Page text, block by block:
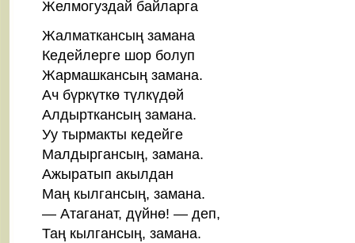
Желмогуздай байларга
Жалматкансың замана
Кедейлерге шор болуп
Жармашкансың замана.
Ач бүркүткө түлкүдөй
Алдырткансың замана.
Уу тырмакты кедейге
Малдыргансың, замана.
Ажыратып акылдан
Маң кылгансың, замана.
— Атаганат, дүйнө! — деп,
Таң кылгансың, замана.